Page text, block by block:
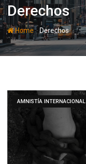
Derechos
Home-Derechos
AMNISTÍA INTERNACIONAL